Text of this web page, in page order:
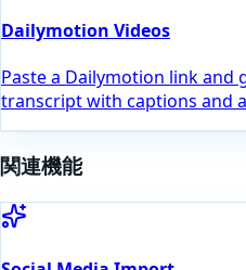
Dailymotion Videos
Paste a Dailymotion link and
transcript with captions and
関連機能